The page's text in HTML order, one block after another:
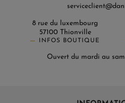
8 rue du luxembourg
57100 Thionville
INFOS BOUTIQUE
Ouvert du mardi au